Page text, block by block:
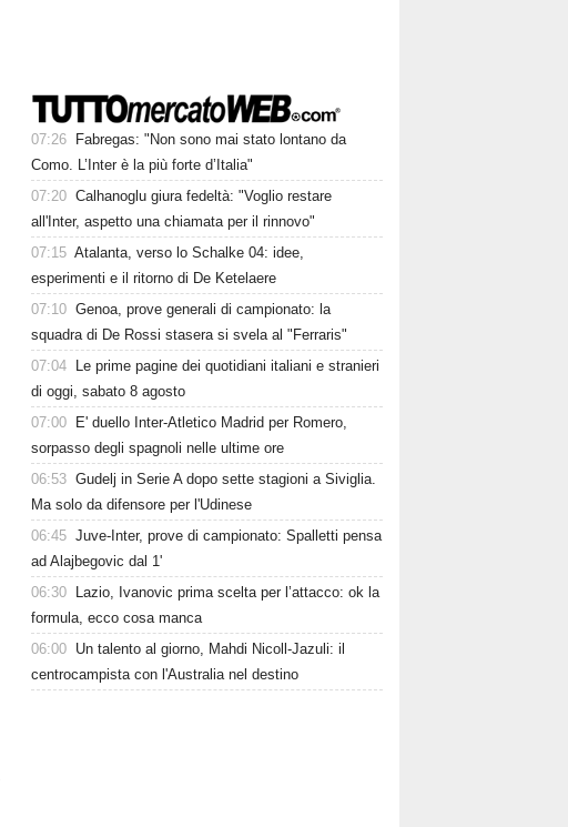
07:26
Fabregas: "Non sono mai stato lontano da
Como. L’Inter è la più forte d’Italia"
07:20 Calhanoglu giura fedeltà: "Voglio restare
all'Inter, aspetto una chiamata per il rinnovo"
07:15 Atalanta, verso lo Schalke 04: idee,
esperimenti e il ritorno di De Ketelaere
07:10 Genoa, prove generali di campionato: la
squadra di De Rossi stasera si svela al "Ferraris"
07:04
Le prime pagine dei quotidiani italiani e stranieri
di oggi, sabato 8 agosto
07:00
E' duello Inter-Atletico Madrid per Romero,
sorpasso degli spagnoli nelle ultime ore
06:53 Gudelj in Serie A dopo sette stagioni a Siviglia.
Ma solo da difensore per l'Udinese
06:45 Juve-Inter, prove di campionato: Spalletti pensa
ad Alajbegovic dal 1'
06:30
Lazio, Ivanovic prima scelta per l’attacco: ok la
formula, ecco cosa manca
06:00 Un talento al giorno, Mahdi Nicoll-Jazuli: il
centrocampista con l'Australia nel destino